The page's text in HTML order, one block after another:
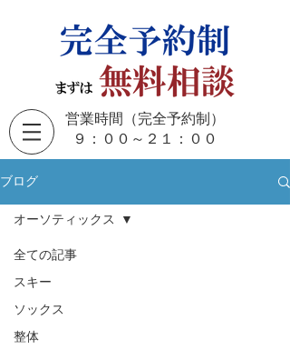
営業時間（完全予約制）
​９：００～２１：００
ブログ
全ての記事
スキー
ソックス
整体
オーソティックス